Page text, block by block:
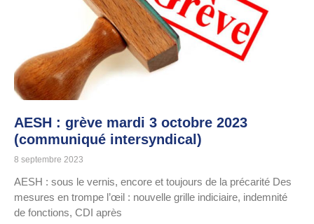
AESH : grève mardi 3 octobre 2023
(communiqué intersyndical)
8 septembre 2023
AESH : sous le vernis, encore et toujours de la précarité Des
mesures en trompe l’œil : nouvelle grille indiciaire, indemnité
de fonctions, CDI après